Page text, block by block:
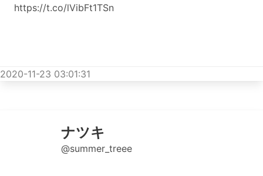
https://t.co/lVibFt1TSn
2020-11-23 03:01:31
ナツキ
@summer_treee